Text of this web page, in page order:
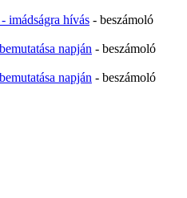
imádságra hívás - beszámoló
napján - beszámoló
napján - beszámoló